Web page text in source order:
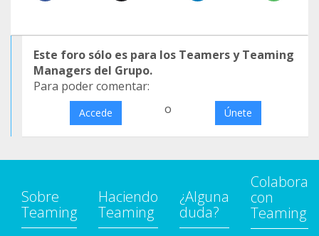
Este foro sólo es para los Teamers y Teaming
Managers del Grupo.
Para poder comentar:
Accede o Únete
Sobre
Teaming
Haciendo
Teaming
¿Alguna
duda?
Colabora
con
Teaming